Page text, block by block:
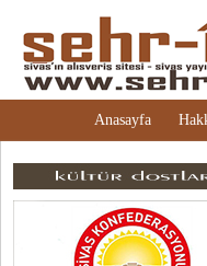
Anasayfa